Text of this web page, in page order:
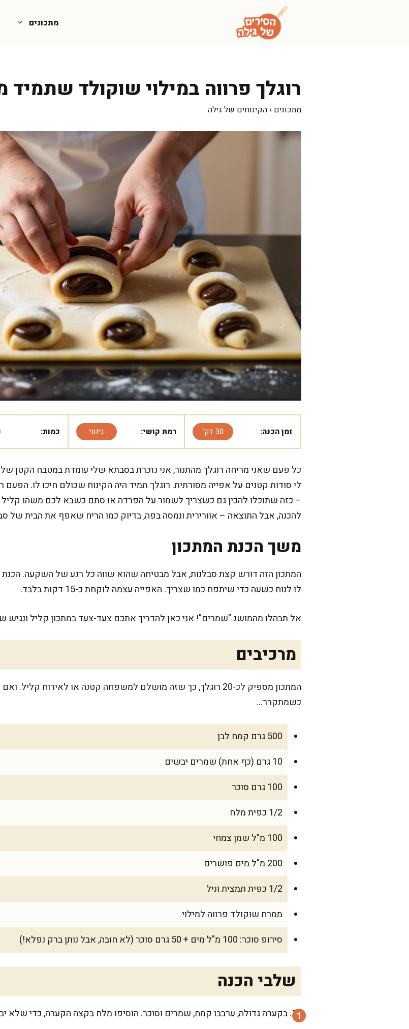
מתכונים
רוגלך פרווה במילוי שוקולד שתמיד
מתכונים › הקינוחים של גילה
זמן הכנה: 30 דק' רמת קושי: בינוני כמות:
כל פעם שאני מריחה רוגלך מהתנור, אני נזכרת בסבתא שלי עומדת במטבח הקטן
לי סודות קטנים על אפייה מסורתית. רוגלך תמיד היה הקינוח שכולם חיכו לו.
– כזה שתוכלו להכין גם כשצריך לשמור על הפרדה או סתם כשבא לכם משהו קליל
להכנה, אבל התוצאה – אוורירית ונמסה בפה, בדיוק כמו הריח שאפף את הבית של
משך הכנת המתכון
לו לנוח כשעה כדי שיתפח כמו שצריך. האפייה עצמה לוקחת כ-15 דקות בלבד.
אל תבהלו מהמושג "שמרים"! אני כאן להדריך אתכם צעד-צעד במתכון קליל ונגיש
מרכיבים
המתכון מספיק לכ-20 רוגלך, כך שזה מושלם למשפחה קטנה או לאירוח
כשמתקרר…
500 גרם קמח לבן
10 גרם (כף אחת) שמרים יבשים
100 גרם סוכר
1/2 כפית מלח
100 מ"ל שמן צמחי
200 מ"ל מים פושרים
1/2 כפית תמצית וניל
ממרח שוקולד פרווה למילוי
סירופ סוכר: 100 מ"ל מים + 50 גרם סוכר (לא חובה, אבל נותן ברק נפלא!)
שלבי הכנה
בקערה גדולה, ערבבו קמח, שמרים וסוכר. הוסיפו מלח בקצה הקערה, כדי שלא